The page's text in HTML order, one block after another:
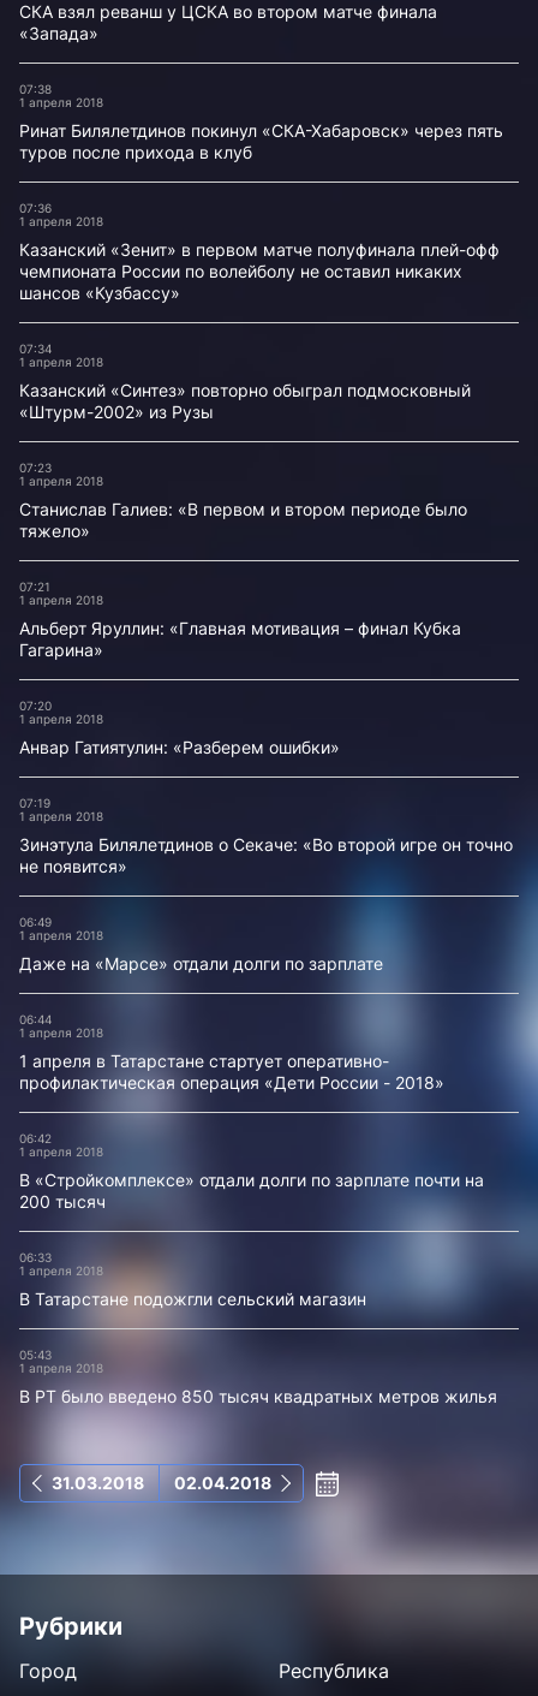
СКА взял реванш у ЦСКА во втором матче финала
«Запада»
07:38
1 апреля 2018
Ринат Билялетдинов покинул «СКА-Хабаровск» через пять
туров после прихода в клуб
07:36
1 апреля 2018
Казанский «Зенит» в первом матче полуфинала плей-офф
чемпионата России по волейболу не оставил никаких
шансов «Кузбассу»
07:34
1 апреля 2018
Казанский «Синтез» повторно обыграл подмосковный
«Штурм-2002» из Рузы
07:23
1 апреля 2018
Станислав Галиев: «В первом и втором периоде было
тяжело»
07:21
1 апреля 2018
Альберт Яруллин: «Главная мотивация – финал Кубка
Гагарина»
07:20
1 апреля 2018
Анвар Гатиятулин: «Разберем ошибки»
07:19
1 апреля 2018
Зинэтула Билялетдинов о Секаче: «Во второй игре он точно
не появится»
06:49
1 апреля 2018
Даже на «Марсе» отдали долги по зарплате
06:44
1 апреля 2018
1 апреля в Татарстане стартует оперативно-
профилактическая операция «Дети России - 2018»
06:42
1 апреля 2018
В «Стройкомплексе» отдали долги по зарплате почти на
200 тысяч
06:33
1 апреля 2018
В Татарстане подожгли сельский магазин
05:43
1 апреля 2018
В РТ было введено 850 тысяч квадратных метров жилья
31.03.2018 02.04.2018
Рубрики
Город
Республика